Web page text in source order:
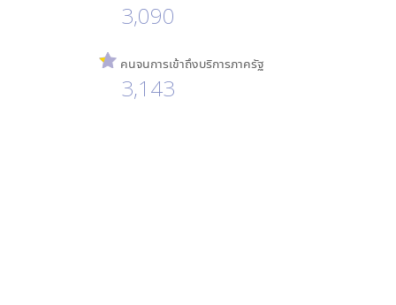
3,090
คนจนการเข้าถึงบริการภาครัฐ
3,143